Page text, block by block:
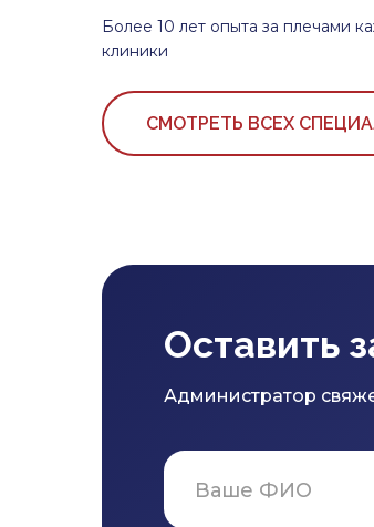
Более 10 лет опыта за плечами
клиники
СМОТРЕТЬ ВСЕХ
Оставить
Администратор